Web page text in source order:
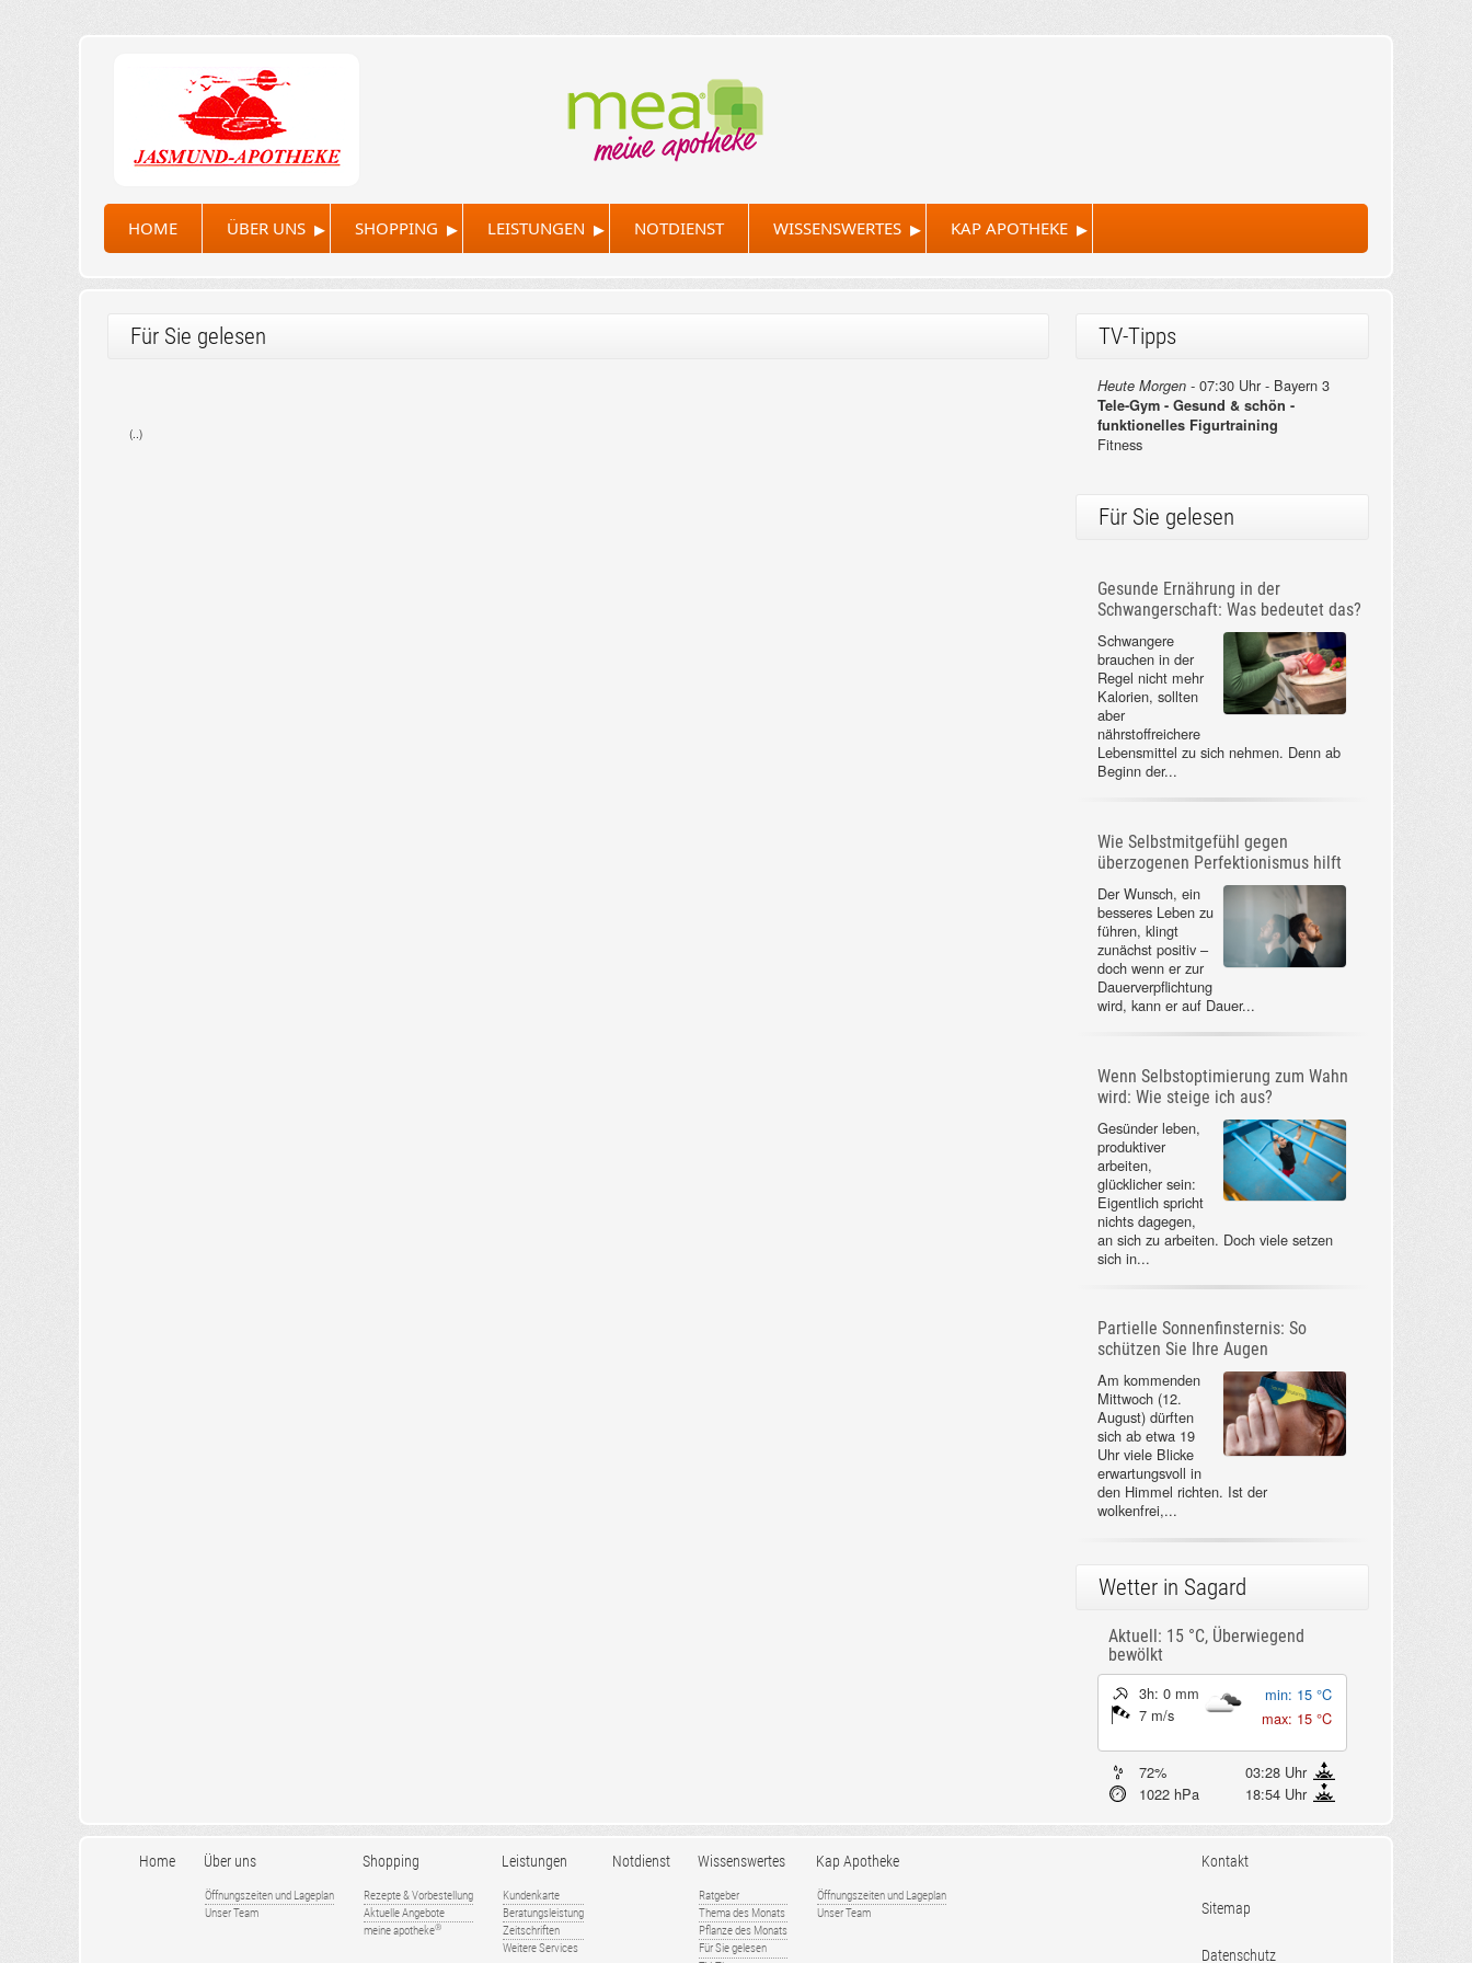
HOME ÜBER UNS ▸ SHOPPING ▸ LEISTUNGEN ▸ NOTDIENST WISSENSWERTES ▸ KAP APOTHEKE ▸
Für Sie gelesen
(..)
TV-Tipps
Heute Morgen -07:30 Uhr - Bayern 3
Tele-Gym - Gesund & schön -
funktionelles Figurtraining
Fitness
Für Sie gelesen
Gesunde Ernährung in der
Schwangerschaft: Was bedeutet das?
Schwangere
brauchen in der
Regel nicht mehr
Kalorien, sollten
aber
nährstoffreichere
Lebensmittel zu sich nehmen. Denn ab
Beginn der...
Wie Selbstmitgefühl gegen
überzogenen Perfektionismus hilft
Der Wunsch, ein
besseres Leben zu
führen, klingt
zunächst positiv –
doch wenn er zur
Dauerverpflichtung
wird, kann er auf Dauer...
Wenn Selbstoptimierung zum Wahn
wird: Wie steige ich aus?
Gesünder leben,
produktiver
arbeiten,
glücklicher sein:
Eigentlich spricht
nichts dagegen,
an sich zu arbeiten. Doch viele setzen
sich in...
Partielle Sonnenfinsternis: So
schützen Sie Ihre Augen
Am kommenden
Mittwoch (12.
August) dürften
sich ab etwa 19
Uhr viele Blicke
erwartungsvoll in
den Himmel richten. Ist der
wolkenfrei,...
Wetter in Sagard
Aktuell: 15 °C, Überwiegend
bewölkt
3h: 0 mm
7 m/s
min: 15 °C
max: 15 °C
72%
03:28 Uhr
1022 hPa
18:54 Uhr
Home Über uns
Öffnungszeiten und Lageplan
Unser Team
Shopping
Rezepte & Vorbestellung
Aktuelle Angebote
meine apotheke®
Leistungen
Kundenkarte
Beratungsleistung
Zeitschriften
Weitere Services
Notdienst Wissenswertes
Ratgeber
Thema des Monats
Pflanze des Monats
Für Sie gelesen
Kap Apotheke
Öffnungszeiten und Lageplan
Unser Team
Kontakt
Sitemap
Datenschutz